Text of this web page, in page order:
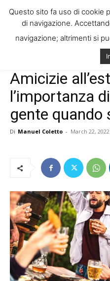
Amicizie
l’importanza
gente quando
Di Manuel Coletto - March 22, 2022
Questo sito fa uso di cookie
di navigazione.
navigazione; altrimenti si